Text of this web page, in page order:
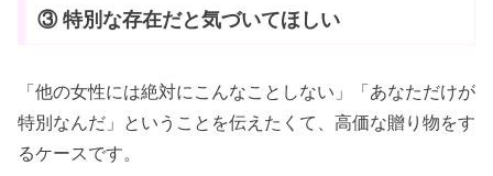
③ 特別な存在だと気づいてほしい
「他の女性には絶対にこんなことしない」「あなただけが
特別なんだ」ということを伝えたくて、高価な贈り物をす
るケースです。